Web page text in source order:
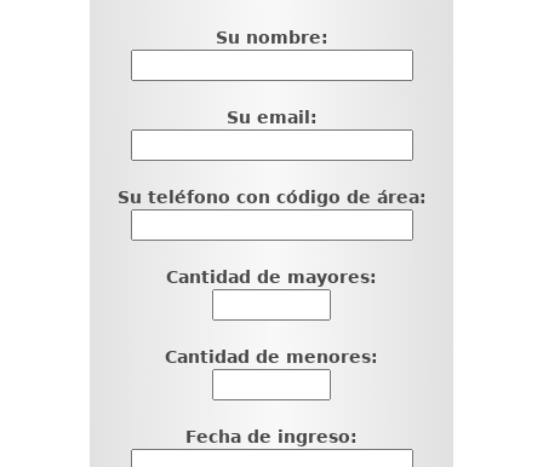
Su nombre:
Su email:
Su teléfono con código de área:
Cantidad de mayores:
Cantidad de menores:
Fecha de ingreso: